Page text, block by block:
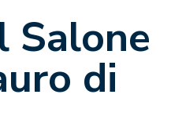
Salone
di